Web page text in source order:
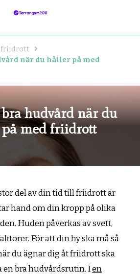
friidrott
när du håller på med
hudvård när du
med friidrott
del av din tid till friidrott är
hand om din kropp på olika
Huden påverkas av svett,
För att din hy ska må så
du ägnar dig åt friidrott ska
bra hudvårdsrutin. Ien